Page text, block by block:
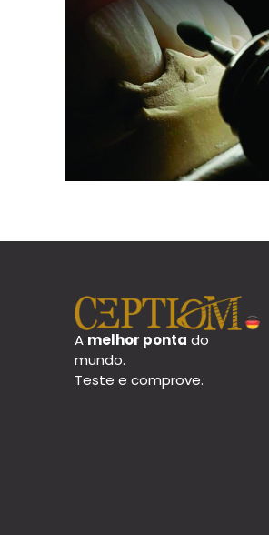
A melhor ponta do
mundo.
Teste e comprove.